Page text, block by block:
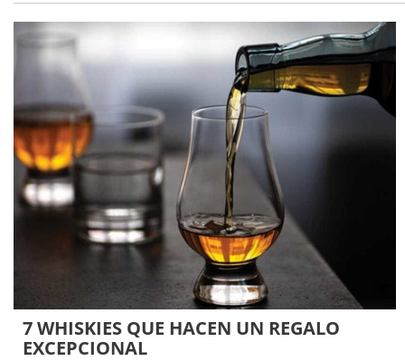
7 WHISKIES QUE HACEN UN REGALO
EXCEPCIONAL